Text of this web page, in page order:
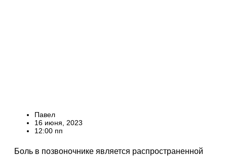
Павел
16 июня, 2023
12:00 пп
Боль в позвоночнике является распространенной